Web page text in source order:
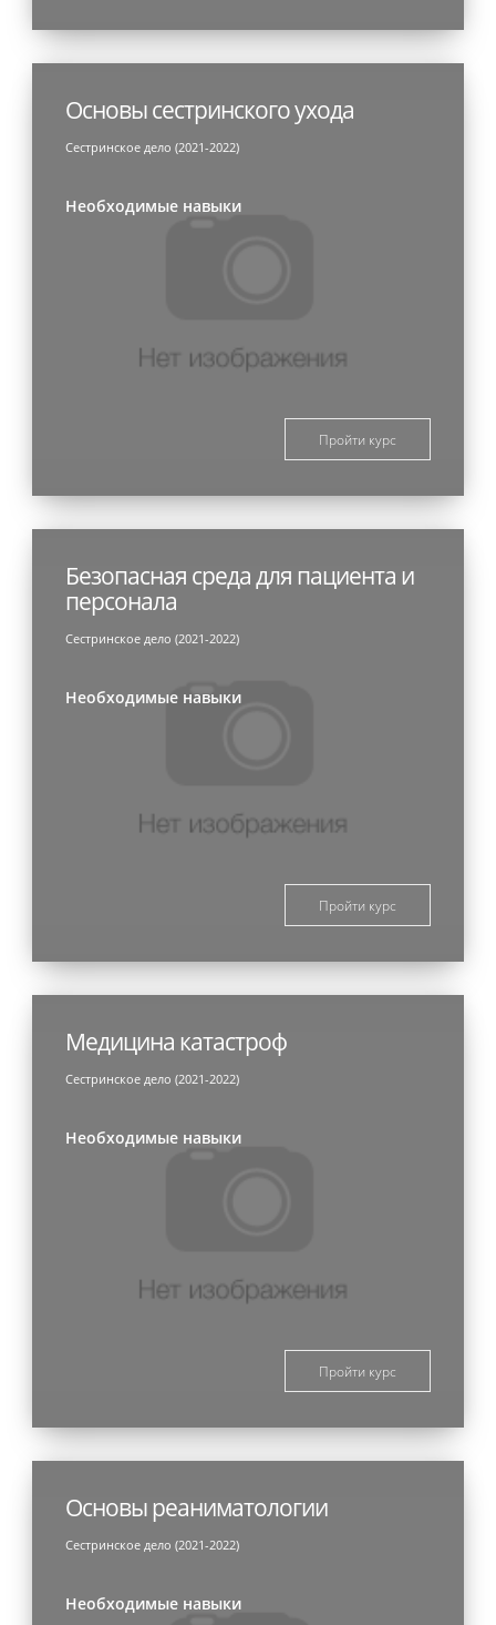
Основы сестринского ухода
Сестринское дело (2021-2022)
Необходимые навыки
Пройти курс
Безопасная среда для пациента и
персонала
Сестринское дело (2021-2022)
Необходимые навыки
Пройти курс
Медицина катастроф
Сестринское дело (2021-2022)
Необходимые навыки
Пройти курс
Основы реаниматологии
Сестринское дело (2021-2022)
Необходимые навыки